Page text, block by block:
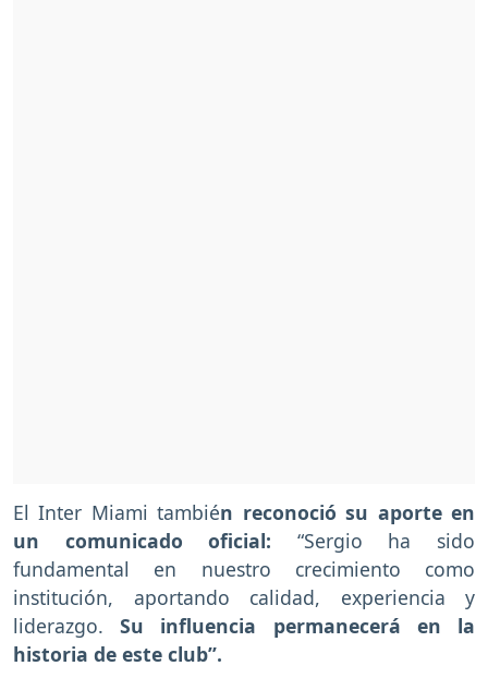
El Inter Miami también reconoció su aporte en
un comunicado oficial: “Sergio ha sido
fundamental en nuestro crecimiento como
institución, aportando calidad, experiencia y
liderazgo.Su influencia permanecerá en la
historia de este club”.